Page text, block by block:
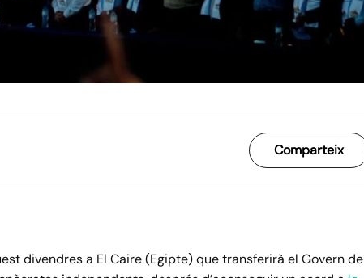
Comparteix
divendres a El Caire (Egipte) que transferirà el Govern de